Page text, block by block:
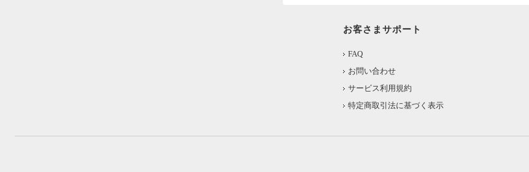
お客さまサポート
FAQ
お問い合わせ
サービス利用規約
特定商取引法に基づく表示